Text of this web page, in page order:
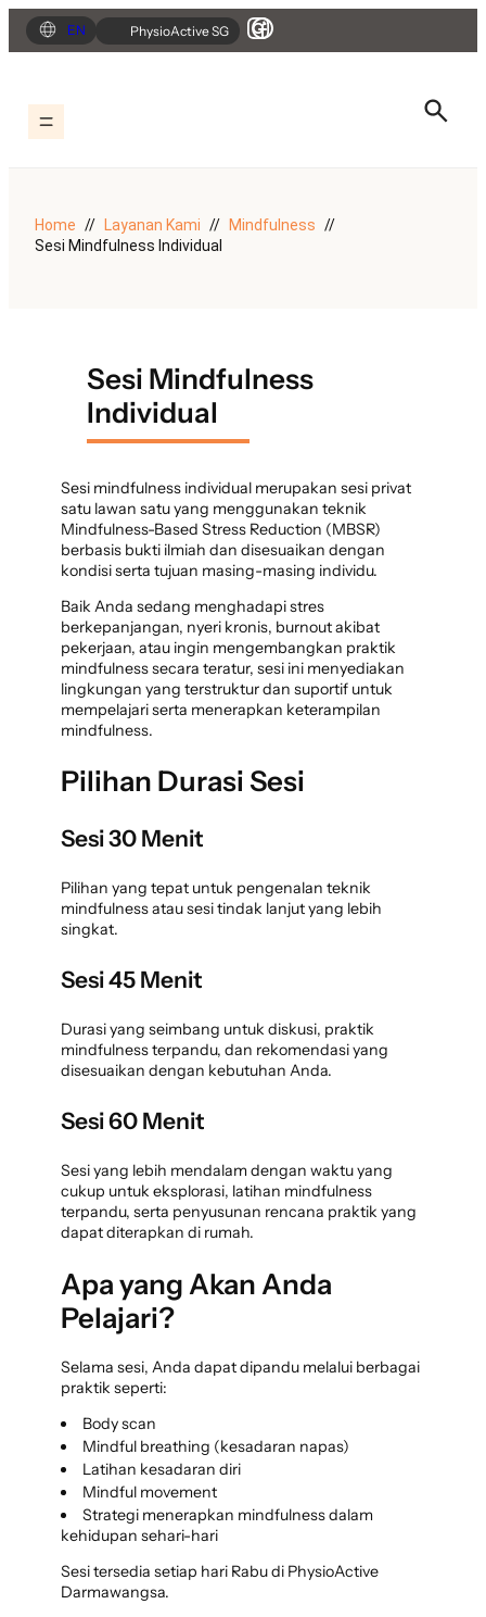
Lewati
konten
EN PhysioActive SG
Home Layanan Kami
Mindfulness
Sesi Mindfulness Individual
Sesi Mindfulness
Individual
Sesi mindfulness individual merupakan sesi privat
satu lawan satu yang menggunakan teknik
Mindfulness-Based Stress Reduction (MBSR)
berbasis bukti ilmiah dan disesuaikan dengan
kondisi serta tujuan masing-masing individu.
Baik Anda sedang menghadapi stres
berkepanjangan, nyeri kronis, burnout akibat
pekerjaan, atau ingin mengembangkan praktik
mindfulness secara teratur, sesi ini menyediakan
lingkungan yang terstruktur dan suportif untuk
mempelajari serta menerapkan keterampilan
mindfulness.
Pilihan Durasi Sesi
Sesi 30 Menit
Pilihan yang tepat untuk pengenalan teknik
mindfulness atau sesi tindak lanjut yang lebih
singkat.
Sesi 45 Menit
Durasi yang seimbang untuk diskusi, praktik
mindfulness terpandu, dan rekomendasi yang
disesuaikan dengan kebutuhan Anda.
Sesi 60 Menit
Sesi yang lebih mendalam dengan waktu yang
cukup untuk eksplorasi, latihan mindfulness
terpandu, serta penyusunan rencana praktik yang
dapat diterapkan di rumah.
Apa yang Akan Anda
Pelajari?
Selama sesi, Anda dapat dipandu melalui berbagai
praktik seperti:
Body scan
Mindful breathing (kesadaran napas)
Latihan kesadaran diri
Mindful movement
Strategi menerapkan mindfulness dalam
kehidupan sehari-hari
Sesi tersedia setiap hari Rabu di PhysioActive
Darmawangsa.